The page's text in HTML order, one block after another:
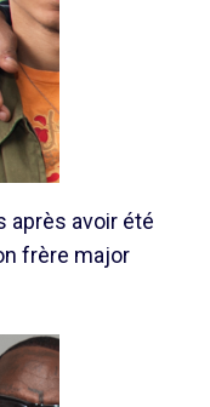
après avoir été
frère major